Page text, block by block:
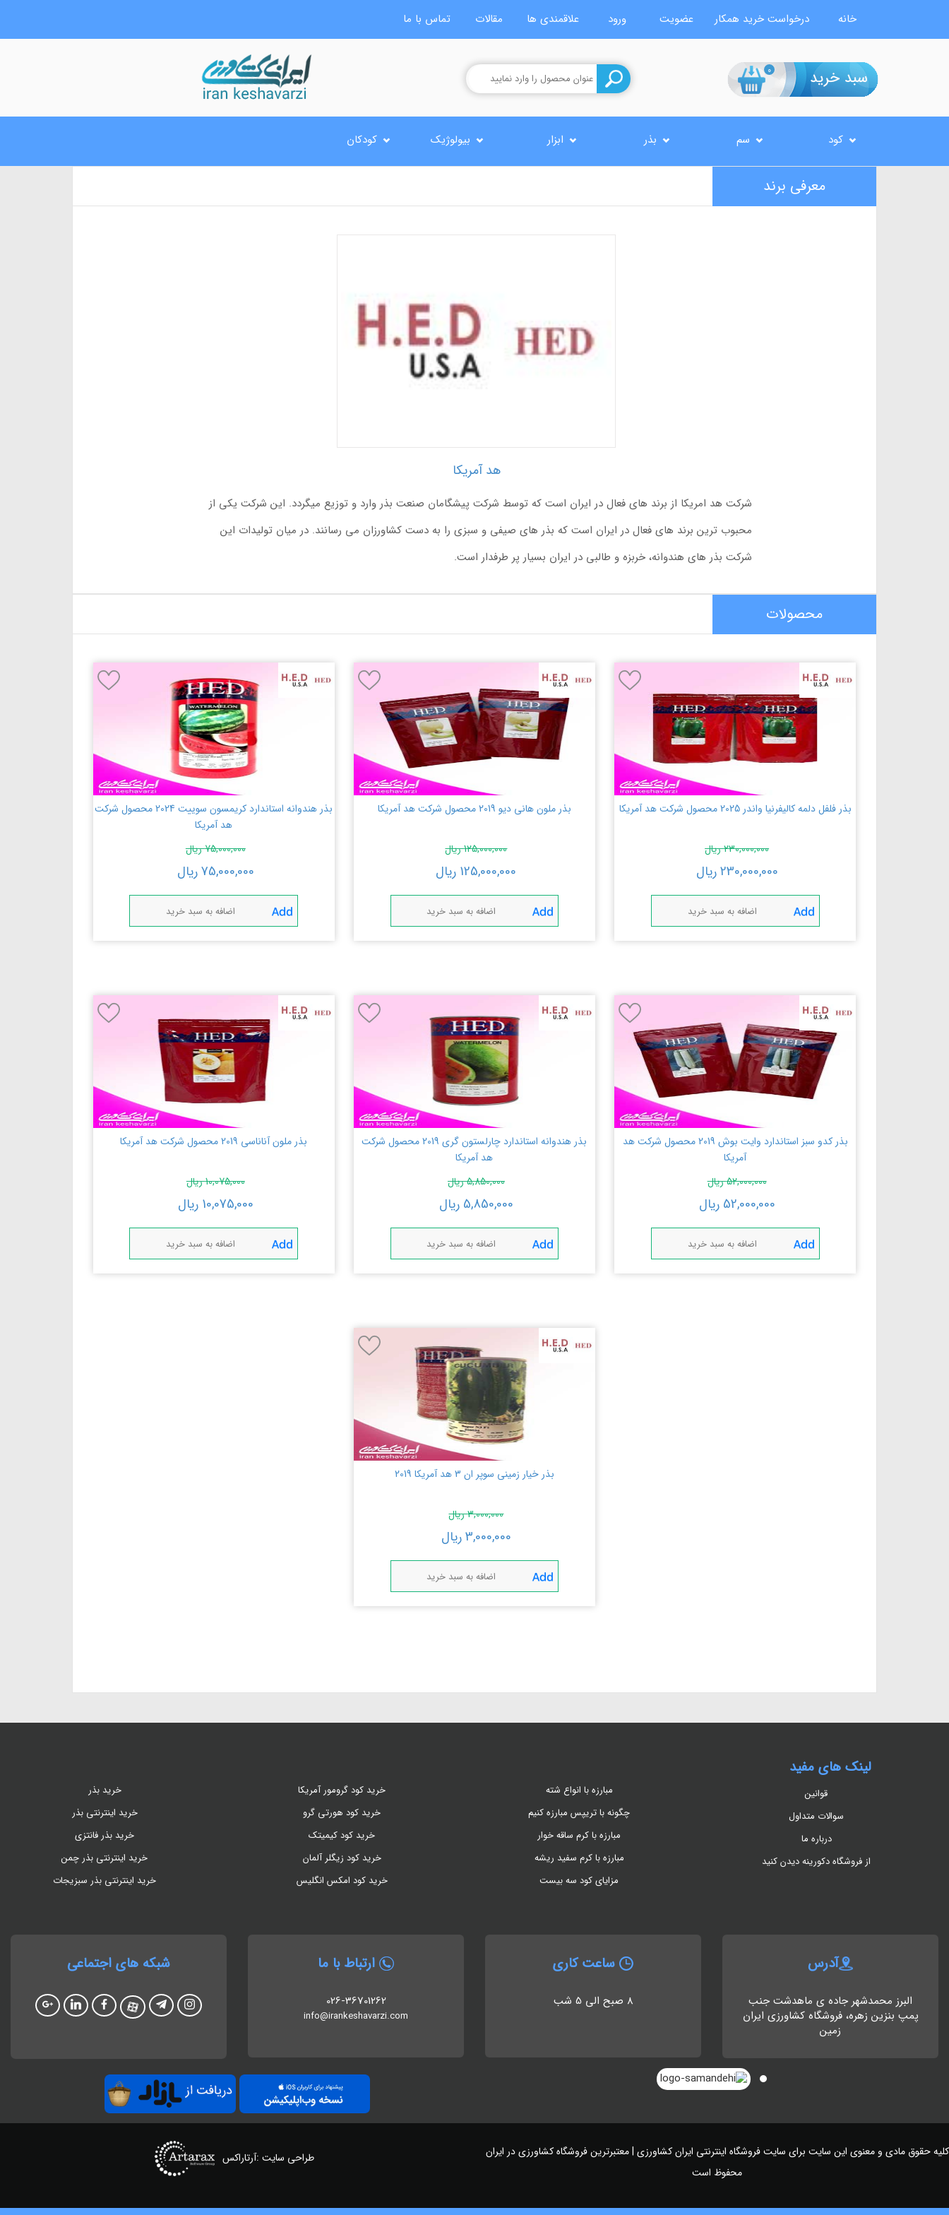
تماس با ما مقالات علاقمندی ها ورود عضویت درخواست خرید همکار خانه
0
کود سم بذر ابزار بیولوژیک کودکان
معرفی برند
هد آمریکا
شرکت هد امریکا از برند های فعال در ایران است که توسط شرکت پیشگامان صنعت بذر وارد و توزیع میگردد. این شرکت یکی از
محبوب ترین برند های فعال در ایران است که بذر های صیفی و سبزی را به دست کشاورزان می رسانند. در میان تولیدات این
شرکت بذر های هندوانه، خربزه و طالبی در ایران بسیار پر طرفدار است.
محصولات
بذر فلفل دلمه کالیفرنیا واندر 2025 محصول شرکت هد آمریکا
230,000,000ریال
230,000,000ریال
اضافه به سبد خرید
بذر ملون هانی دیو 2019 محصول شرکت هد آمریکا
125,000,000ریال
125,000,000 ریال
اضافه به سبد خرید
بذر هندوانه استاندارد کریمسون سوییت 2024 محصول شرکت
هد آمریکا
75,000,000ریال
75,000,000ریال
اضافه به سبد خرید
بذر کدو سبز استاندارد وایت بوش 2019 محصول شرکت هد
آمریکا
52,000,000ریال
52,000,000 ریال
اضافه به سبد خرید
بذر هندوانه استاندارد چارلستون گری 2019 محصول شرکت
هد آمریکا
5,850,000ریال
5,850,000 ریال
اضافه به سبد خرید
بذر ملون آناناسی 2019 محصول شرکت هد آمریکا
10,075,000ریال
10,075,000 ریال
اضافه به سبد خرید
بذر خیار زمینی سوپر ان 3 هد آمریکا 2019
3,000,000ریال
3,000,000ریال
اضافه به سبد خرید
لینک های مفید
قوانین
سوالات متداول
درباره ما
از فروشگاه دکورینه دیدن کنید
مبارزه با انواع شته
چگونه با تریپس مبارزه کنیم
مبارزه با کرم ساقه خوار
مبارزه با کرم سفید ریشه
مزایای کود سه بیست
خرید کود گرومور آمریکا
خرید کود هورتی گرو
خرید کود کیمیتک
خرید کود زیگلر آلمان
خرید کود امکس انگلیس
خرید بذر
خرید اینترنتی بذر
خرید بذر فانتزی
خرید اینترنتی بذر چمن
خرید اینترنتی بذر سبزیجات
آدرس
البرز محمدشهر جاده ی ماهدشت جنب
پمپ بنزین زهره، فروشگاه کشاورزی ایران
زمین
ساعت کاری
8 صبح الی 5 شب
ارتباط با ما
026-36701262
info@irankeshavarzi.com
شبکه های اجتماعی
کلیه حقوق مادی و معنوی این سایت برای سایتفروشگاه اینترنتی ایران کشاورزی | معتبرترین فروشگاه کشاورزی در ایران
محفوظ است
طراحی سایت :آرتاراکس